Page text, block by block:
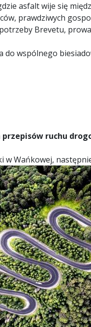
asfalt wije się
prawdziwych
Brevetu,
wspólnego
ruchu
Wańkowej,